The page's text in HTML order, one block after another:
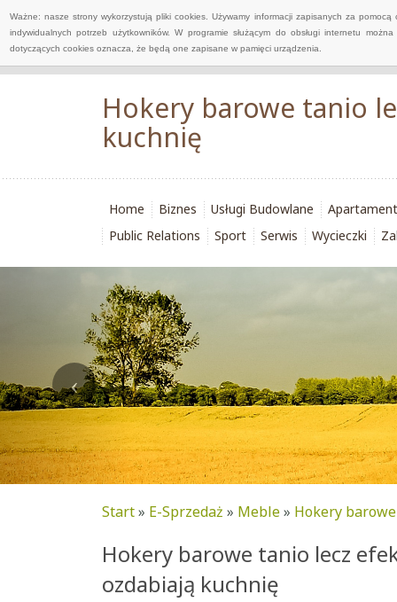
Ważne: nasze strony wykorzystują pliki cookies. Używamy informacji zapisanych za
indywidualnych potrzeb użytkowników. W programie służącym do obsługi internetu
dotyczących cookies oznacza, że będą one zapisane w pamięci urządzenia.
Hokery barowe tanio
kuchnię
Home Biznes Usługi Budowlane
Public Relations
Sport Serwis Wycieczki
Start» E-Sprzedaż » Meble» Hokery
Hokery barowe tanio lecz
ozdabiają kuchnię